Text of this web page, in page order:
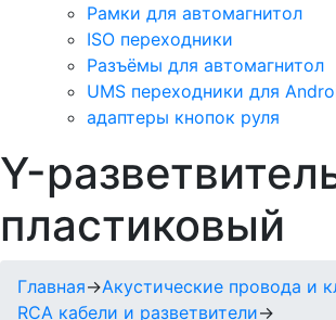
Рамки для автомагнитол
ISO переходники
Разъёмы для автомагнитол
UMS переходники для
адаптеры кнопок руля
Y-
пластиковый
Главная→Акустические провода и
RCA кабели и разветвители→